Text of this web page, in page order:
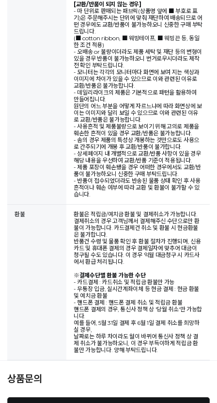
[교환/반품이 되지 않는 경우]
- 마 단위로 판매되는 패브릭(상품명 앞에 ■ 부호로 표
기)은 주문해주시는 단위에 맞춰 재단하여 배송되므로 어
떤 경우에도 교환/반품이 불가능하오니 신중한 구매 부탁
드립니다.
(■ cotton ribbon, ■ 웨빙테이프, ■ 웨빙끈 등, 동일
한 조건 적용)
- 오배송 or 불량이더라도 제품 세탁 및 재단 등의 변형이
있을 경우 반품이 불가능하오니 번거로우시더라도 제작
전 확인 부탁드립니다.
- 모니터는 각각의 모니터마다 화면에 보여 지는 색상과
이미지에 차이가 있을 수 있으므로 이와 관련된 이유로
교환/반품은 불가능합니다.
- 데일리라이크의 제품은 기본적으로 패턴을 활용하여
만들어집니다.
원단의 어느 부분을 어떻게 자르느냐에 따라 화면상에 보
이는 이미지와 달리 보일 수 있으므로 이와 관련된 이유
로 교환/반품은 불가능합니다.
- 사용흔적 및 제품불량으로 보이기 위해 고의로 제품을
훼손한 흔적이 있을 경우 교환/반품은 불가능합니다.
- 솜의 경우 제품의 특성상 개봉하는 것만으로도 사용으
로 간주되기에 개봉 후 교환/반품이 불가합니다.
- 상세페이지 내 개별적으로 교환/반품 사항이 있을 경우
해당 내용을 우선하여 교환/반품 기준이 적용됩니다.
- 제품 포장이 훼손됐을 경우 어떠한 경우에서도 교환/반
품이 불가능하오니 신중한 구매 부탁드립니다.
- 반품이 접수되었더라도 반송된 물품 상태 확인 후 사용
흔적이나 훼손 여부에 따라 교환 및 환불이 불가할 수 있
습니다.
환불
환불은 적립금/예치금 환불 및 결제취소가 가능합니다.
결제취소의 경우 고객님께서 결제해주신 수단으로만 환
불이 가능합니다. 카드결제건 취소 및 환불 시 현금환불
은 불가합니다.
반품건 수령 및 물품 확인 후 환불 절차가 진행되며, 신용
카드 및 휴대폰 결제의 경우 결제일자에 맞추어 대금이
청구될 수도 있습니다. 이 경우 익월 대금청구 시 카드사
에서 환급 처리됩니다.
※결제수단별 환불 가능한 수단
- 카드결제 : 카드취소 및 적립금 환불만 가능
- 무통장 입금, 실시간계좌이체 등 현금 결제 : 현금 환불
및 예치금 환불
- 핸드폰 결제 : 핸드폰 결제 취소 및 적립금 환불
핸드폰 결제의 경우, 통신사 정책 상 '당월 취소'만 가능합
니다.
예를 들어, 5월 31일 결제 후 6월 1일 결제 취소를 희망하
실 경우,
날짜로는 하루 차이라도 월이 바뀌어 통신사 정책 상 결
제 취소가 불가능하오니, 이 경우 부득이하게 적립금 환
불만 가능합니다. 양해 부탁드립니다.
상품문의